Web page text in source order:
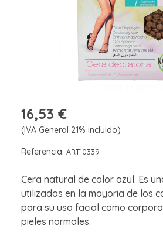
16,53 €
(IVA General 21% incluido)
Referencia: ART10339
Cera natural de color azul. Es
utilizadas en la mayoria de los
para su uso facial como
pieles normales.